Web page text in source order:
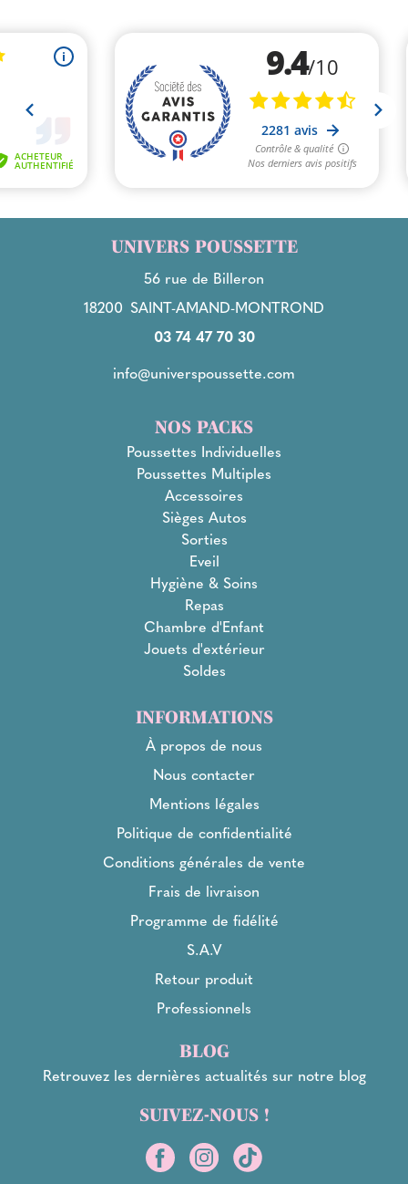
UNIVERS POUSSETTE
56 rue de Billeron
18200 SAINT-AMAND-MONTROND
03 74 47 70 30
info@universpoussette.com
NOS PACKS
Poussettes Individuelles
Poussettes Multiples
Accessoires
Sièges Autos
Sorties
Eveil
Hygiène & Soins
Repas
Chambre d'Enfant
Jouets d'extérieur
Soldes
INFORMATIONS
À propos de nous
Nous contacter
Mentions légales
Politique de confidentialité
Conditions générales de vente
Frais de livraison
Programme de fidélité
S.A.V
Retour produit
Professionnels
BLOG
Retrouvez les dernières actualités sur notre blog
SUIVEZ-NOUS !